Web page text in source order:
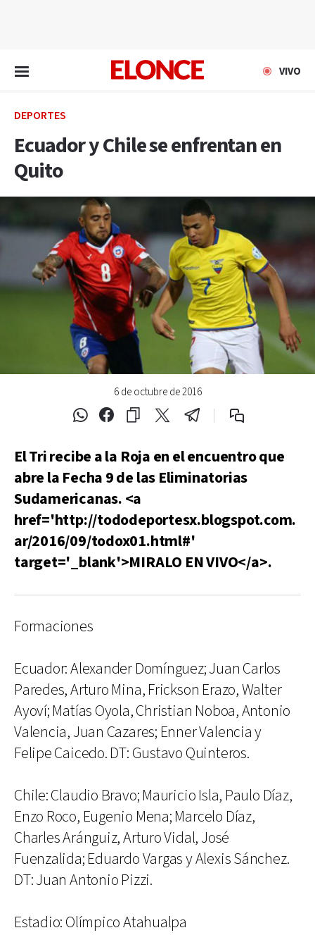
VIVO
DEPORTES
Ecuador y Chile se enfrentan en
Quito
6 de octubre de 2016
El Tri recibe a la Roja en el encuentro que
abre la Fecha 9 de las Eliminatorias
Sudamericanas. <a
href='http://tododeportesx.blogspot.com.
ar/2016/09/todox01.html#'
target='_blank'>MIRALO EN VIVO</a>.
Formaciones
Ecuador: Alexander Domínguez; Juan Carlos
Paredes, Arturo Mina, Frickson Erazo, Walter
Ayoví; Matías Oyola, Christian Noboa, Antonio
Valencia, Juan Cazares; Enner Valencia y
Felipe Caicedo. DT: Gustavo Quinteros.
Chile: Claudio Bravo; Mauricio Isla, Paulo Díaz,
Enzo Roco, Eugenio Mena; Marcelo Díaz,
Charles Aránguiz, Arturo Vidal, José
Fuenzalida; Eduardo Vargas y Alexis Sánchez.
DT: Juan Antonio Pizzi.
Estadio: Olímpico Atahualpa